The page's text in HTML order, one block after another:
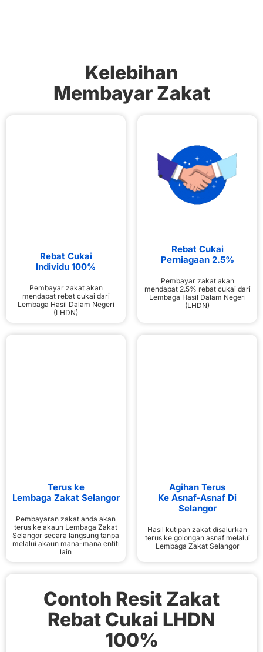
Kelebihan
Membayar Zakat
Rebat Cukai
Individu 100%
Pembayar zakat akan
mendapat rebat cukai dari
Lembaga Hasil Dalam Negeri
(LHDN)
Rebat Cukai
Perniagaan 2.5%
Pembayar zakat akan
mendapat 2.5% rebat cukai dari
Lembaga Hasil Dalam Negeri
(LHDN)
Terus ke
Lembaga Zakat Selangor
Pembayaran zakat anda akan
terus ke akaun Lembaga Zakat
Selangor secara langsung tanpa
melalui akaun mana-mana entiti
lain
Agihan Terus
Ke Asnaf-Asnaf Di
Selangor
Hasil kutipan zakat disalurkan
terus ke golongan asnaf melalui
Lembaga Zakat Selangor
Contoh Resit Zakat
Rebat Cukai LHDN
100%